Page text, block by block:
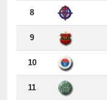
9
10
11
12